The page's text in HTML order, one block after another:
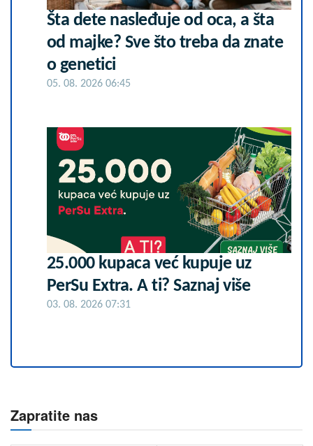
Šta dete nasleđuje od oca, a šta
od majke? Sve što treba da znate
o genetici
05. 08. 2026 06:45
25.000 kupaca već kupuje uz
PerSu Extra. A ti? Saznaj više
03. 08. 2026 07:31
Zapratite nas